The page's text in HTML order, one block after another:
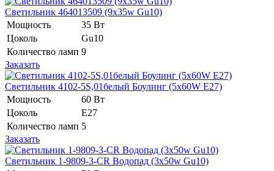
Светильник 464013509 (9x35w Gu10)
Мощность
35 Вт
Цоколь
Gu10
Количество ламп 9
Заказать
Светильник 4102-5S,01белый Боулинг (5х60W E27)
Мощность
60 Вт
Цоколь
E27
Количество ламп 5
Заказать
Светильник 1-9809-3-CR Водопад (3x50w Gu10)